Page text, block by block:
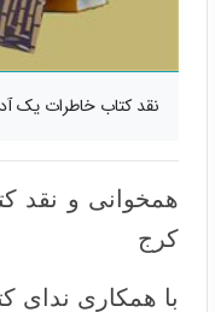
نقد کتاب خاطرات یک
همخوانی و نقد
کرج
با همکاری ندای